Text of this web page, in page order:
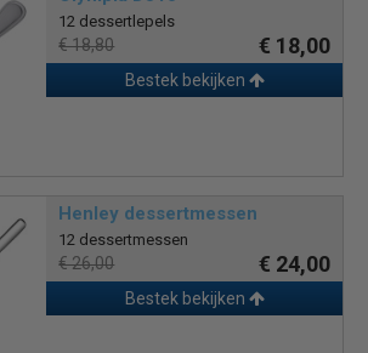
12 dessertlepels
€ 18,80 € 18,00
Bestek bekijken
Henley dessertmessen
12 dessertmessen
€ 26,00 € 24,00
Bestek bekijken